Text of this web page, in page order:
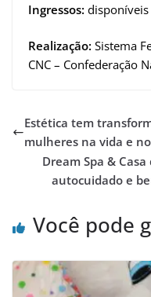
Ingressos:
Realização: Sistema
CNC – Confederação
Estética tem
mulheres na vida e
Dream Spa &
autocuidado e
Você pode